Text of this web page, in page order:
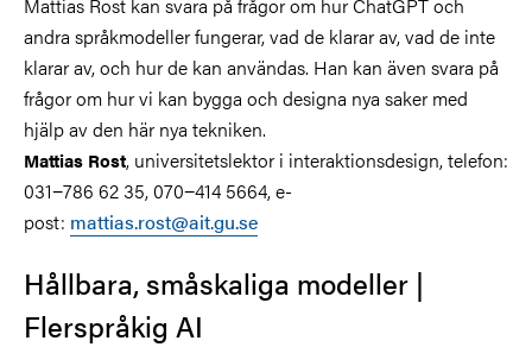
andra språkmodeller fungerar, vad de klarar av, vad de inte
klarar av, och hur de kan användas. Han kan även svara på
frågor om hur vi kan bygga och designa nya saker med
hjälp av den här nya tekniken.
Mattias Rost, universitetslektor i interaktionsdesign, telefon:
031−786 62 35, 070−414 5664, e-
post: mattias.rost@ait.gu.se
Hållbara, småskaliga modeller |
Flerspråkig AI